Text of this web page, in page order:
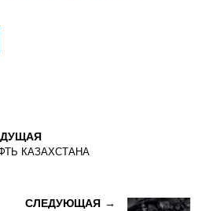
КАЗАХСТАНА
СЛЕДУЮЩАЯ